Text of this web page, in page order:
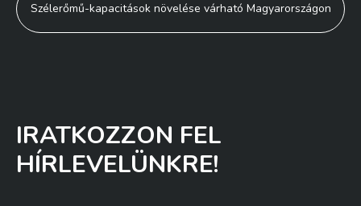
Szélerőmű-kapacitások növelése várható Magyarországon
IRATKOZZON FEL
HÍRLEVELÜNKRE!